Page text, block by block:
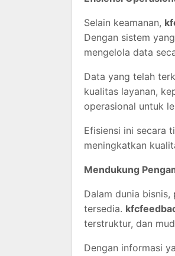
Selain keamanan,
Dengan sistem
mengelola data
Data yang telah
kualitas layanan,
operasional untuk
Efisiensi ini secara
meningkatkan
Mendukung
Dalam dunia
tersedia.
terstruktur, dan
Dengan informasi